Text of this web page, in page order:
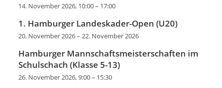
14. November 2026, 10:00– 17:00
1. Hamburger Landeskader-Open (U20)
20. November 2026–22. November 2026
Hamburger Mannschaftsmeisterschaften im
Schulschach (Klasse 5-13)
26. November 2026, 9:00– 15:30